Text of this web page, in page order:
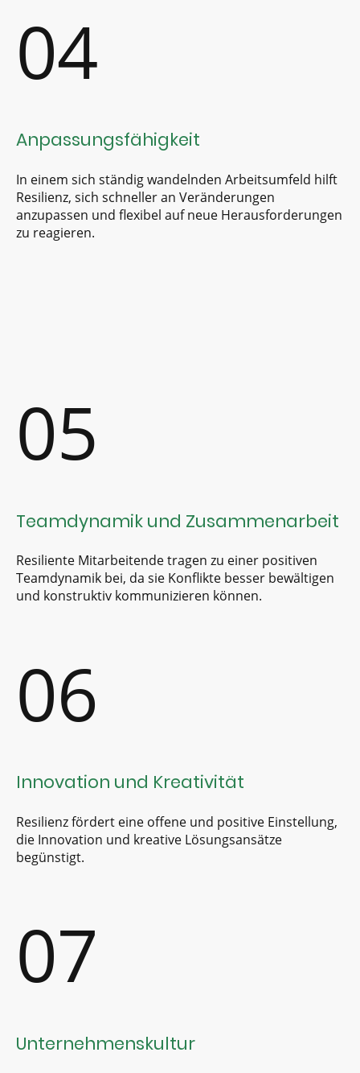
04
Anpassungsfähigkeit
In einem sich ständig wandelnden Arbeitsumfeld hilft
Resilienz, sich schneller an Veränderungen
anzupassen und flexibel auf neue Herausforderungen
zu reagieren.
05
Teamdynamik und Zusammenarbeit
Resiliente Mitarbeitende tragen zu einer positiven
Teamdynamik bei, da sie Konflikte besser bewältigen
und konstruktiv kommunizieren können.
06
Innovation und Kreativität
Resilienz fördert eine offene und positive Einstellung,
die Innovation und kreative Lösungsansätze
begünstigt.
07
Unternehmenskultur